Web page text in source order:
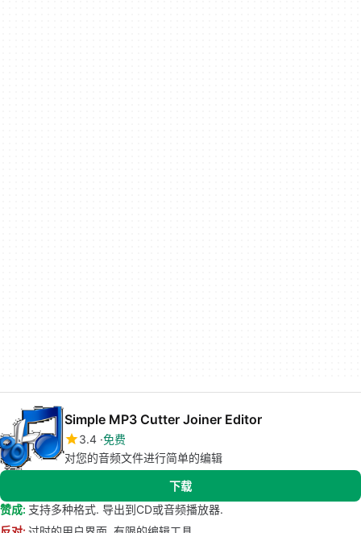
Simple MP3 Cutter Joiner Editor
3.4 免费
对您的音频文件进行简单的编辑
下载
赞成: 支持多种格式. 导出到CD或音频播放器.